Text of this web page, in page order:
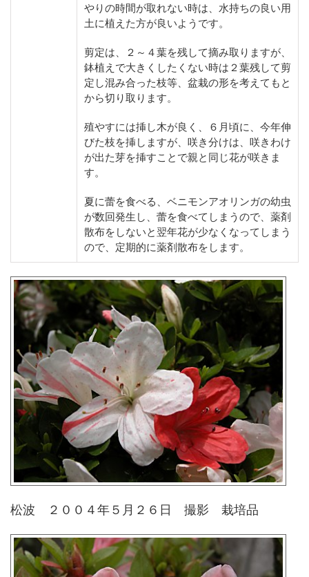
やりの時間が取れない時は、水持ちの良い用
土に植えた方が良いようです。
剪定は、２～４葉を残して摘み取りますが、
鉢植えで大きくしたくない時は２葉残して剪
定し混み合った枝等、盆栽の形を考えてもと
から切り取ります。
殖やすには挿し木が良く、６月頃に、今年伸
びた枝を挿しますが、咲き分けは、咲きわけ
が出た芽を挿すことで親と同じ花が咲きま
す。
夏に蕾を食べる、ベニモンアオリンガの幼虫
が数回発生し、蕾を食べてしまうので、薬剤
散布をしないと翌年花が少なくなってしまう
ので、定期的に薬剤散布をします。
松波 ２００４年５月２６日 撮影 栽培品